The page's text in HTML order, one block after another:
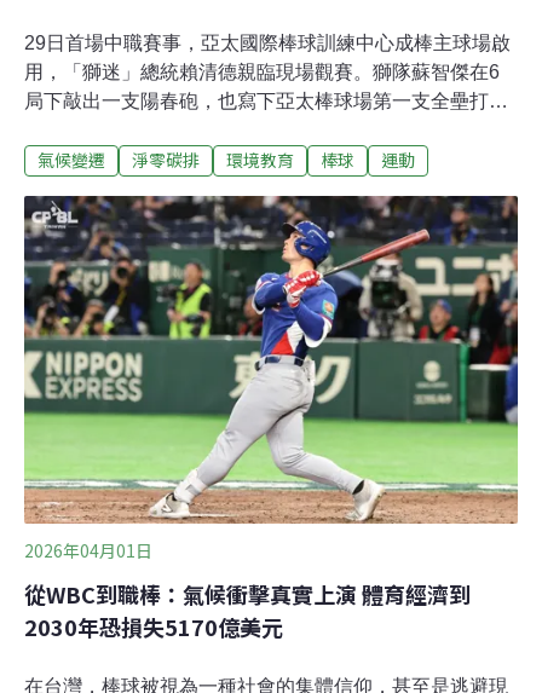
29日首場中職賽事，亞太國際棒球訓練中心成棒主球場啟
用，「獅迷」總統賴清德親臨現場觀賽。獅隊蘇智傑在6
局下敲出一支陽春砲，也寫下亞太棒球場第一支全壘打的
議題的重要性，在總統府氣候變遷委員會上說出：「高
脅，尤其是老人、幼童、戶外工作者等族群。棒球也倡議
不要在下午打，18點開始的球賽，氣溫還35度，對各族群
工作都是嚴重挑戰。」面對氣候變遷，總統做出宣示，體
育賽事主辦方也做出行動，然而觀察PTT棒球版對此類議
題的回應時卻始終會有一個疑惑：職棒賽事真的可以成為
氣候溝通的有效載體嗎？球迷真的在乎嗎？日本職棒的百
年視野 把環境倡議刻進球季的DNA硬體的升級需要龐大的
資本，軟體的球迷溝通與行為改變，則需要長遠且細膩的
社會工程。在這方面，亞洲棒球的領頭羊日本職棒
（NPB），從2008年起推動的「Green B
氣候變遷 淨零碳排 環境教育 棒球 運動
2026年04月01日
從WBC到職棒：氣候衝擊真實上演 體育經濟到
2030年恐損失5170億美元
在台灣，棒球被視為一種社會的集體信仰，甚至是逃避現